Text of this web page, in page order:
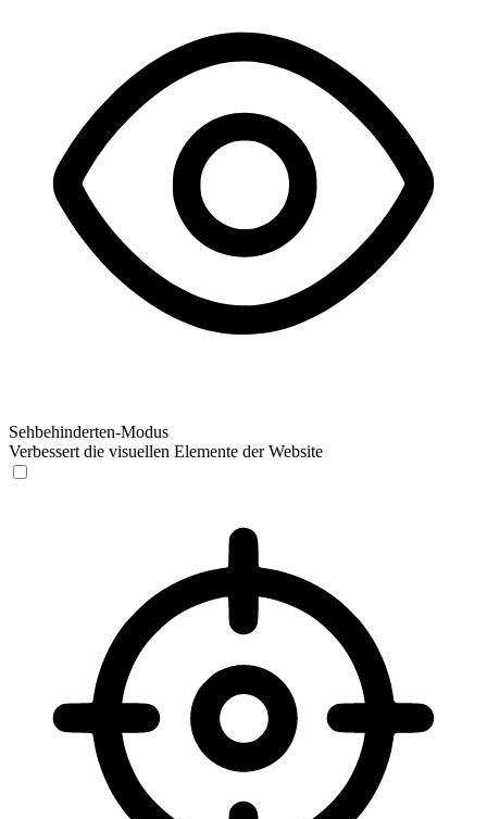
Sehbehinderten-Modus
Verbessert die visuellen Elemente der Website